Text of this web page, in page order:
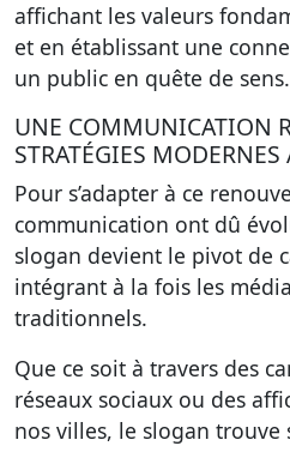
affichant les valeurs
et en établissant une
un public en quête de sens.
UNE COMMUNICATION
STRATÉGIES
Pour s’adapter à ce
communication ont dû
slogan devient le pivot de
intégrant à la fois les
traditionnels.
Que ce soit à travers des
réseaux sociaux ou des
nos villes, le slogan trouve